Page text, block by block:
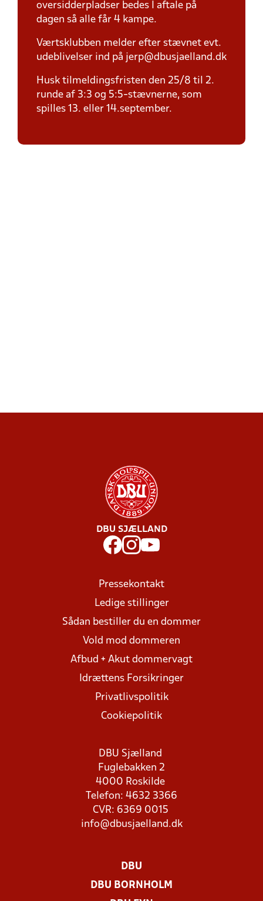
oversidderpladser bedes I aftale på
dagen så alle får 4 kampe.
Værtsklubben melder efter stævnet evt.
udeblivelser ind på jerp@dbusjaelland.dk
Husk tilmeldingsfristen den 25/8 til 2.
runde af 3:3 og 5:5-stævnerne, som
spilles 13. eller 14.september.
DBU SJÆLLAND
Pressekontakt
Ledige stillinger
Sådan bestiller du en dommer
Vold mod dommeren
Afbud + Akut dommervagt
Idrættens Forsikringer
Privatlivspolitik
Cookiepolitik
DBU Sjælland
Fuglebakken 2
4000 Roskilde
Telefon: 4632 3366
CVR: 6369 0015
info@dbusjaelland.dk
DBU
DBU BORNHOLM